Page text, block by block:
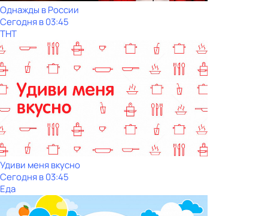
Однажды в России
Сегодня в 03:45
ТНТ
Удиви меня вкусно
Сегодня в 03:45
Еда